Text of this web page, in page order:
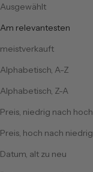
Ausgewählt
Am relevantesten
meistverkauft
Alphabetisch, A-Z
Alphabetisch, Z-A
Preis, niedrig nach hoch
Preis, hoch nach niedrig
Datum, alt zu neu